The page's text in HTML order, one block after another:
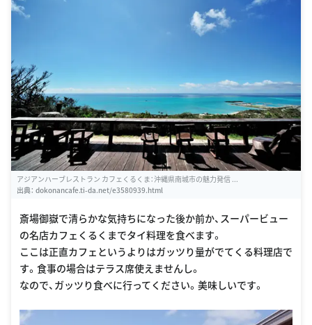
アジアンハーブレストラン カフェくるくま：沖縄県南城市の魅力発信 ...
出典： dokonancafe.ti-da.net/e3580939.html
斎場御嶽で清らかな気持ちになった後か前か、スーパービュー
の名店カフェくるくまでタイ料理を食べます。
ここは正直カフェというよりはガッツり量がでてくる料理店で
す。食事の場合はテラス席使えませんし。
なので、ガッツり食べに行ってください。美味しいです。